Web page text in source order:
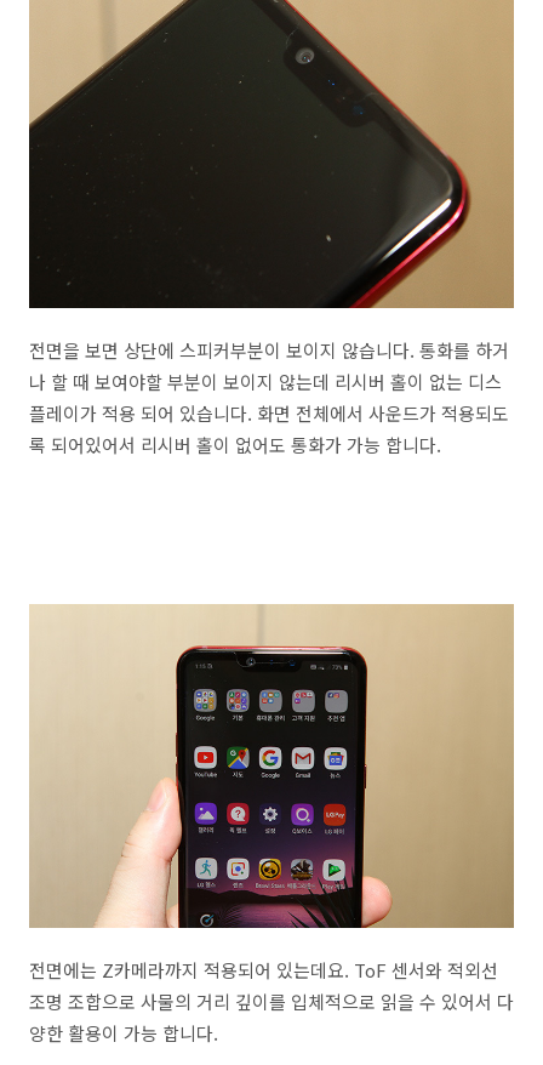
전면을 보면 상단에 스피커부분이 보이지 않습니다. 통화를 하거
나 할 때 보여야할 부분이 보이지 않는데 리시버 홀이 없는 디스
플레이가 적용 되어 있습니다. 화면 전체에서 사운드가 적용되도
록 되어있어서 리시버 홀이 없어도 통화가 가능 합니다.
전면에는 Z카메라까지 적용되어 있는데요. ToF 센서와 적외선
조명 조합으로 사물의 거리 깊이를 입체적으로 읽을 수 있어서 다
양한 활용이 가능 합니다.